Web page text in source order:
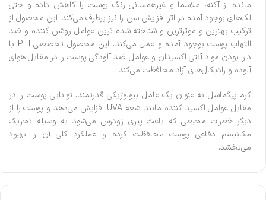
مانده از آکنه، ملاسما و غیرهمسانی رنگ پوست را کاهش داده و حتی
لک‌های بوجود آمده در اثر افزایش سن را نیز برطرف می‌کند. این محصول از
ترکیب بهترین و موثرترین و شناخته شده ترین عوامل روشن کننده و ضد
التهاب پوست بوجود آمده و عمل می‌کند، این محصول تخصصی PIH با
دارا بودن مواد آنتی اکسیدان و عوامل ضد آلودگی پوست را در مقابل هوای
آلوده و رادیکال‌های آزاد محافظت می‌کند.
کرم پیگماسل به عنوان یک عامل بیولوژیکی قدرتمند، توانایی پوست را در
مقابل عوامل اکسید کننده مانند اشعه UVA افزایش می‌دهد و پوست را از
دیگر خطرات محیطی که باعث پیری زودرس می‌شود به وسیله تحریک
مکانیسم دفاعی پوست محافظت کرده و عملکرد کلی آن را بهبود
می‌بخشد.